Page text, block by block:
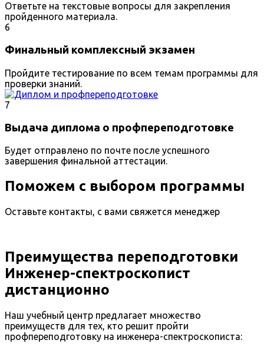
Ответьте на текстовые вопросы для закрепления
пройденного материала.
6
Финальный комплексный экзамен
Пройдите тестирование по всем темам программы для
проверки знаний.
7
Выдача диплома о профпереподготовке
Будет отправлено по почте после успешного
завершения финальной аттестации.
Поможем с выбором программы
Оставьте контакты, с вами свяжется менеджер
Преимущества переподготовки
Инженер-спектроскопист
дистанционно
Наш учебный центр предлагает множество
преимуществ для тех, кто решит пройти
профпереподготовку на инженера-спектроскописта: